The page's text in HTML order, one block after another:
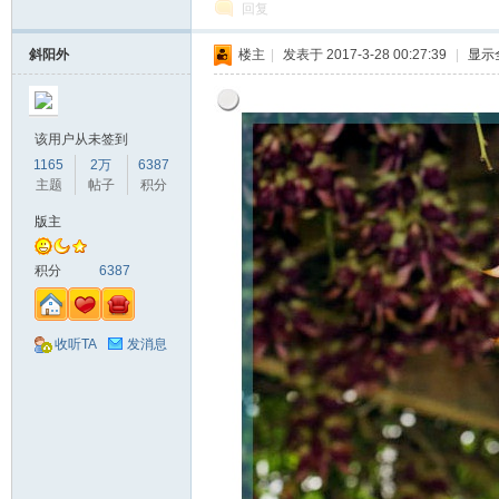
回复
斜阳外
该用户从未签到
1165
主题
2万
帖子
6387
积分
版主
积分 6387
收听TA 发消息
楼主 发表于 2017-3-28 00:27:39 显示